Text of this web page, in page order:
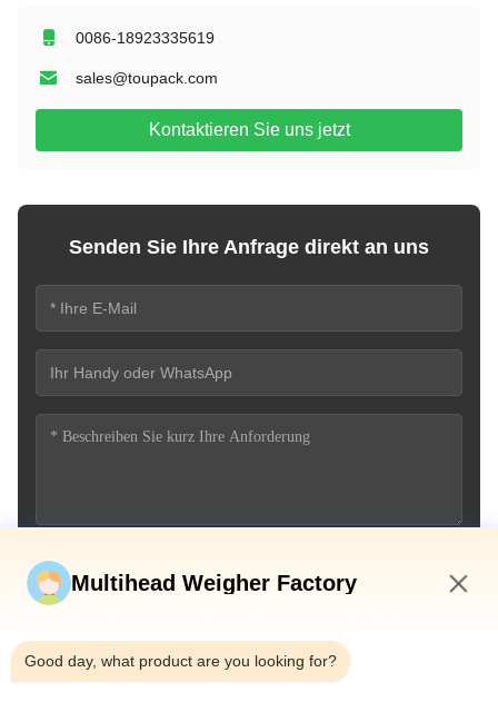
0086-18923335619
sales@toupack.com
Kontaktieren Sie uns jetzt
Senden Sie Ihre Anfrage direkt an uns
Multihead Weigher Factory
Good day, what product are you looking for?